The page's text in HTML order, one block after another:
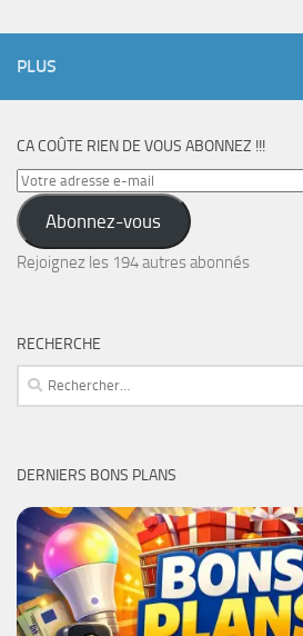
PLUS
CA COÛTE RIEN DE VOUS ABONNEZ !!!
Votre
adresse
e-
mail
Abonnez-vous
Rejoignez les 194 autres abonnés
RECHERCHE
Rechercher :
DERNIERS BONS PLANS